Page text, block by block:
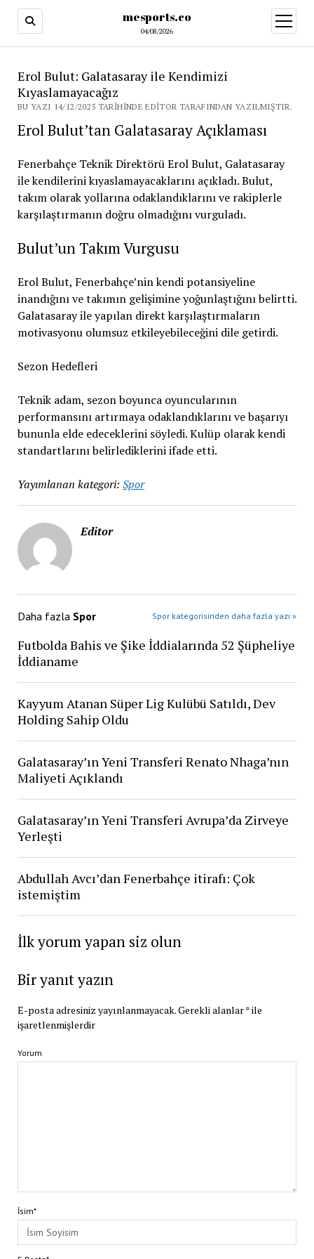
mesports.co
04/08/2026
aç
Erol Bulut: Galatasaray ile Kendimizi
Kıyaslamayacağız
BU YAZI 14/12/2025 TARIHINDE EDITOR TARAFINDAN YAZILMIŞTIR.
Erol Bulut’tan Galatasaray Açıklaması
Fenerbahçe Teknik Direktörü Erol Bulut, Galatasaray
ile kendilerini kıyaslamayacaklarını açıkladı. Bulut,
takım olarak yollarına odaklandıklarını ve rakiplerle
karşılaştırmanın doğru olmadığını vurguladı.
Bulut’un Takım Vurgusu
Erol Bulut, Fenerbahçe’nin kendi potansiyeline
inandığını ve takımın gelişimine yoğunlaştığını belirtti.
Galatasaray ile yapılan direkt karşılaştırmaların
motivasyonu olumsuz etkileyebileceğini dile getirdi.
Sezon Hedefleri
Teknik adam, sezon boyunca oyuncularının
performansını artırmaya odaklandıklarını ve başarıyı
bununla elde edeceklerini söyledi. Kulüp olarak kendi
standartlarını belirlediklerini ifade etti.
Yayımlanan kategori: Spor
Editor
Daha fazla Spor Spor kategorisinden daha fazla yazı »
Futbolda Bahis ve Şike İddialarında 52 Şüpheliye
İddianame
Kayyum Atanan Süper Lig Kulübü Satıldı, Dev
Holding Sahip Oldu
Galatasaray’ın Yeni Transferi Renato Nhaga’nın
Maliyeti Açıklandı
Galatasaray’ın Yeni Transferi Avrupa’da Zirveye
Yerleşti
Abdullah Avcı’dan Fenerbahçe itirafı: Çok
istemiştim
İlk yorum yapan siz olun
Bir yanıt yazın
E-posta adresiniz yayınlanmayacak.Gerekli alanlar*ile
işaretlenmişlerdir
Yorum
İsim*